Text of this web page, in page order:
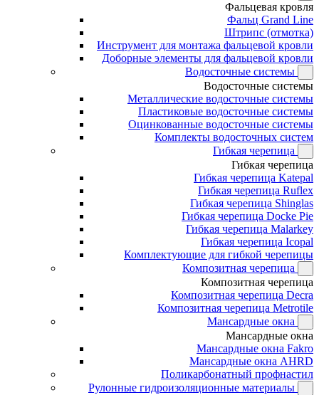
Фальцевая кровля
Фальц Grand Line
Штрипс (отмотка)
Инструмент для монтажа фальцевой кровли
Доборные элементы для фальцевой кровли
Водосточные системы
Водосточные системы
Металлические водосточные системы
Пластиковые водосточные системы
Оцинкованные водосточные системы
Комплекты водосточных систем
Гибкая черепица
Гибкая черепица
Гибкая черепица Katepal
Гибкая черепица Ruflex
Гибкая черепица Shinglas
Гибкая черепица Docke Pie
Гибкая черепица Malarkey
Гибкая черепица Icopal
Комплектующие для гибкой черепицы
Композитная черепица
Композитная черепица
Композитная черепица Decra
Композитная черепица Metrotile
Мансардные окна
Мансардные окна
Мансардные окна Fakro
Мансардные окна AHRD
Поликарбонатный профнастил
Рулонные гидроизоляционные материалы